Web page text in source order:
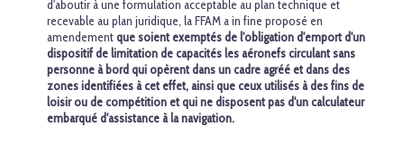
d'aboutir à une formulation acceptable au plan technique et
recevable au plan juridique, la FFAM a in fine proposé en
amendementque soient exemptés de l'obligation d'emport d'un
dispositif de limitation de capacités les aéronefs circulant sans
personne à bord qui opèrent dans un cadre agréé et dans des
zones identifiées à cet effet, ainsi que ceux utilisés à des fins de
loisir ou de compétition et qui ne disposent pas d'un calculateur
embarqué d'assistance à la navigation.